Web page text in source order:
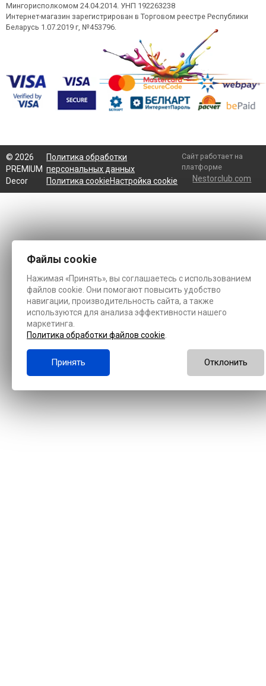
Мингорисполкомом 24.04.2014. УНП 192263238
Интернет-магазин зарегистрирован в Торговом реестре Республики
Беларусь 1.07.2019 г, №453796.
© 2026
PREMIUM
Decor
Политика обработки
персональных данных
Политика cookieНастройка cookie
Сайт работает на
платформе
Nestorclub.com
Файлы cookie
Нажимая «Принять», вы соглашаетесь с использованием
файлов cookie. Они помогают повысить удобство
навигации, производительность сайта, а также
используются для анализа эффективности нашего
маркетинга.
Политика обработки файлов cookie
Принять Отклонить